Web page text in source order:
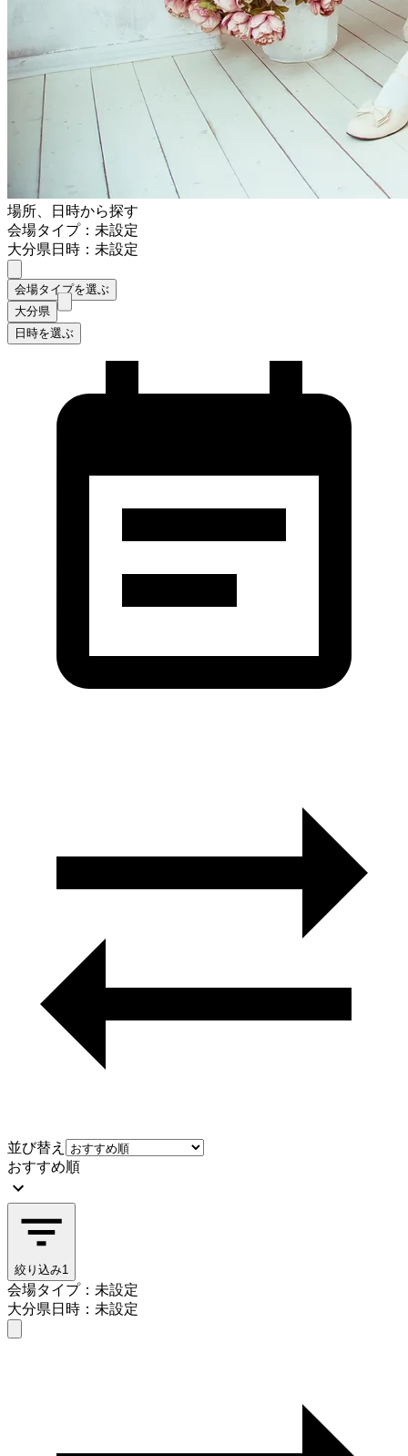
場所、日時から探す
会場タイプ：未設定
大分県日時：未設定
会場タイプを選ぶ
大分県
日時を選ぶ
並び替え
おすすめ順
絞り込み1
会場タイプ：未設定
大分県日時：未設定